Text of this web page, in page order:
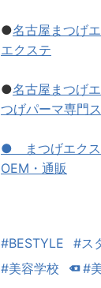
●名古屋まつげ
エクステ
●名古屋まつげ
つげパーマ専門
●
まつげエク
OEM・通販
#BESTYLE #ス
#美容学校
#